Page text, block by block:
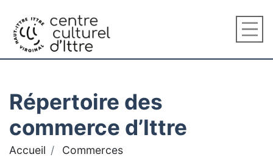
Répertoire des
commerce d’Ittre
Accueil Commerces